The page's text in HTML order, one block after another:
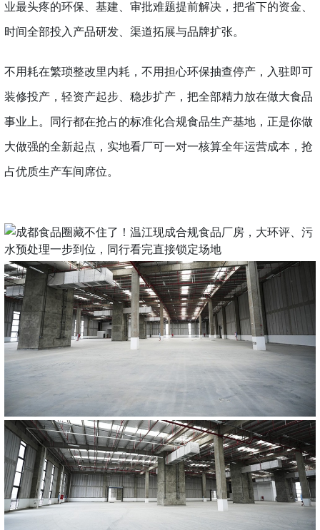
业最头疼的环保、基建、审批难题提前解决，把省下的资金、
时间全部投入产品研发、渠道拓展与品牌扩张。
不用耗在繁琐整改里内耗，不用担心环保抽查停产，入驻即可
装修投产，轻资产起步、稳步扩产，把全部精力放在做大食品
事业上。同行都在抢占的标准化合规食品生产基地，正是你做
大做强的全新起点，实地看厂可一对一核算全年运营成本，抢
占优质生产车间席位。